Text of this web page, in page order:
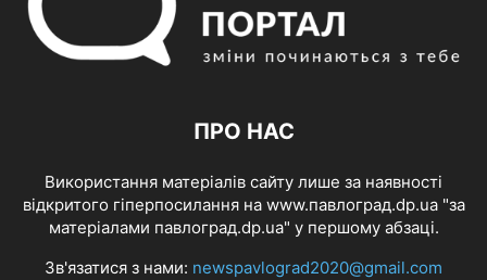
ПРО НАС
Використання матеріалів сайту лише за наявності
відкритого гіперпосилання на www.павлоград.dp.ua "за
матеріалами павлоград.dp.ua" у першому абзаці.
Зв'язатися з нами: newspavlograd2020@gmail.com